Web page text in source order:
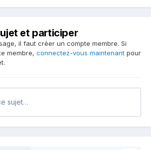
et participer
il faut créer un compte membre. Si
membre, connectez-vous maintenant pour
sujet…